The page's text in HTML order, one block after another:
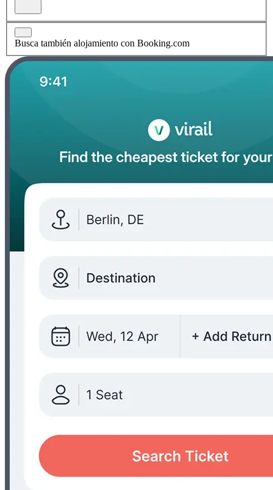
Busca también alojamiento con Booking.com